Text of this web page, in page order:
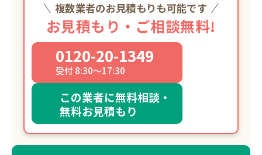
複数業者のお見積もりも可能です
お見積もり・ご相談無料!
0120-20-1349
受付 8:30～17:30
この業者に無料相談・
無料お見積もり